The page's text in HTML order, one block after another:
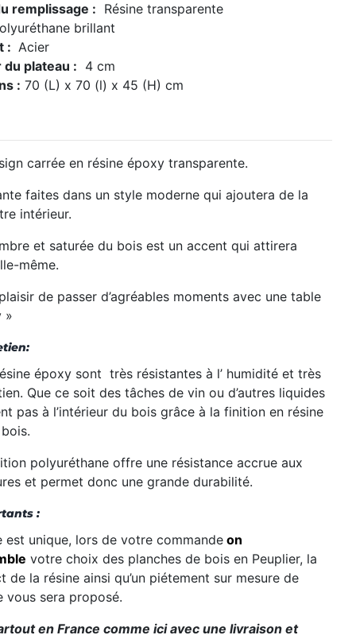
remplissage : Résine transparente
brillant
: Acier
du plateau : 4 cm
: 70 (L) x 70 (l) x 45 (H) cm
carrée en résine époxy transparente.
faites dans un style moderne qui ajoutera de la
intérieur.
et saturée du bois est un accent qui attirera
même.
de passer d’agréables moments avec une table
»
époxy sont très résistantes à l’ humidité et très
. Que ce soit des tâches de vin ou d’autres liquides
pas à l’intérieur du bois grâce à la finition en résine
polyuréthane offre une résistance accrue aux
et permet donc une grande durabilité.
:
est unique, lors de votre commande on
votre choix des planches de bois en Peuplier, la
de la résine ainsi qu’un piétement sur mesure de
vous sera proposé.
en France comme ici avec une livraison et